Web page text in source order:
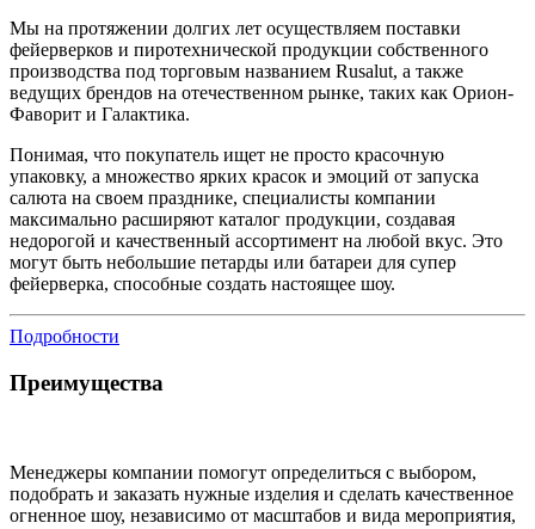
Мы на протяжении долгих лет осуществляем поставки
фейерверков и пиротехнической продукции собственного
производства под торговым названием Rusalut, а также
ведущих брендов на отечественном рынке, таких как Орион-
Фаворит и Галактика.
Понимая, что покупатель ищет не просто красочную
упаковку, а множество ярких красок и эмоций от запуска
салюта на своем празднике, специалисты компании
максимально расширяют каталог продукции, создавая
недорогой и качественный ассортимент на любой вкус. Это
могут быть небольшие петарды или батареи для супер
фейерверка, способные создать настоящее шоу.
Подробности
Преимущества
Менеджеры компании помогут определиться с выбором,
подобрать и заказать нужные изделия и сделать качественное
огненное шоу, независимо от масштабов и вида мероприятия,